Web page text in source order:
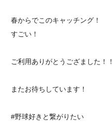
春からでこのキャッチング！
すごい！
ご利用ありがとうござました！！
またお待ちしています！
⁡#野球好きと繋がりたい